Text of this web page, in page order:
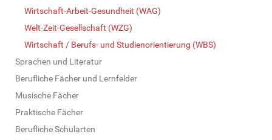
Wirtschaft-Arbeit-Gesundheit (WAG)
Welt-Zeit-Gesellschaft (WZG)
Wirtschaft / Berufs- und Studienorientierung (WBS)
Sprachen und Literatur
Berufliche Fächer und Lernfelder
Musische Fächer
Praktische Fächer
Berufliche Schularten